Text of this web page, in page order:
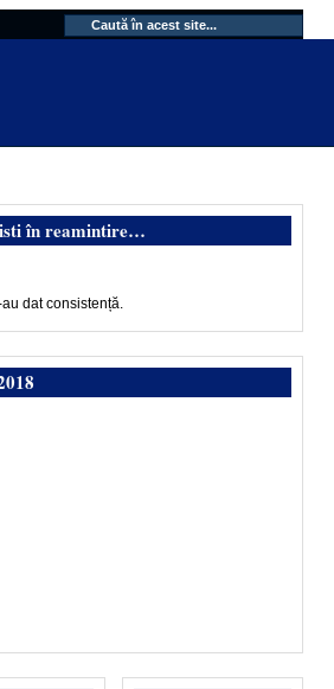
în reamintire…
dat consistență.